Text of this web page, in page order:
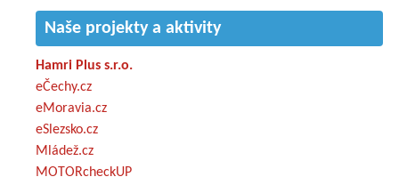
Naše projekty a aktivity
Hamri Plus s.r.o.
eČechy.cz
eMoravia.cz
eSlezsko.cz
Mládež.cz
MOTORcheckUP